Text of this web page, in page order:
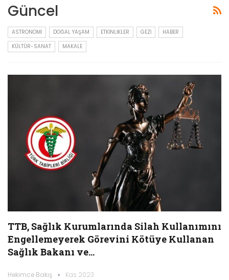
Güncel
ASTRONOMI DOĞAL YAŞAM ETKINLIKLER GEZI
HABER
KÜLTÜR-SANAT
MAKALE
TTB, Sağlık Kurumlarında Silah Kullanımını
Engellemeyerek Görevini Kötüye Kullanan
Sağlık Bakanı ve…
Hekimce Bakış Kas 2023